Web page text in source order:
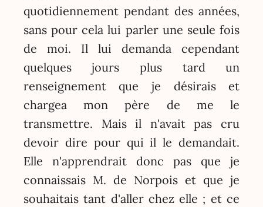
quotidiennement pendant des années,
sans pour cela lui parler une seule fois
de moi. Il lui demanda cependant
quelques jours plus tard un
renseignement que je désirais et
chargea mon père de me le
transmettre. Mais il n'avait pas cru
devoir dire pour qui il le demandait.
Elle n'apprendrait donc pas que je
connaissais M. de Norpois et que je
souhaitais tant d'aller chez elle ; et ce